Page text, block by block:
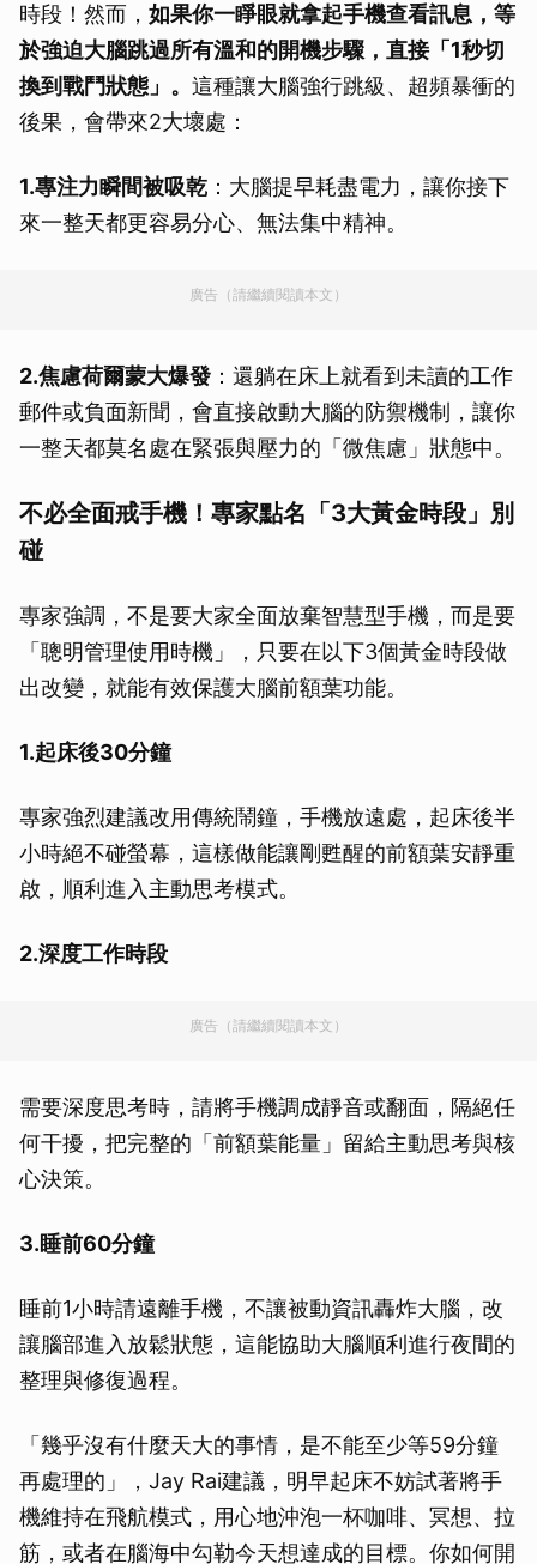
時段！然而， 如果你一睜眼就拿起手機查看訊息，等
於強迫大腦跳過所有溫和的開機步驟，直接「1秒切
換到戰鬥狀態」。 這種讓大腦強行跳級、超頻暴衝的
後果，會帶來2大壞處：
1.專注力瞬間被吸乾 ：大腦提早耗盡電力，讓你接下
來一整天都更容易分心、無法集中精神。
廣告（請繼續閱讀本文）
2.焦慮荷爾蒙大爆發 ：還躺在床上就看到未讀的工作
郵件或負面新聞，會直接啟動大腦的防禦機制，讓你
一整天都莫名處在緊張與壓力的「微焦慮」狀態中。
不必全面戒手機！專家點名「3大黃金時段」別
碰
專家強調，不是要大家全面放棄智慧型手機，而是要
「聰明管理使用時機」，只要在以下3個黃金時段做
出改變，就能有效保護大腦前額葉功能。
1.起床後30分鐘
專家強烈建議改用傳統鬧鐘，手機放遠處，起床後半
小時絕不碰螢幕，這樣做能讓剛甦醒的前額葉安靜重
啟，順利進入主動思考模式。
2.深度工作時段
廣告（請繼續閱讀本文）
需要深度思考時，請將手機調成靜音或翻面，隔絕任
何干擾，把完整的「前額葉能量」留給主動思考與核
心決策。
3.睡前60分鐘
睡前1小時請遠離手機，不讓被動資訊轟炸大腦，改
讓腦部進入放鬆狀態，這能協助大腦順利進行夜間的
整理與修復過程。
「幾乎沒有什麼天大的事情，是不能至少等59分鐘
再處理的」，Jay Rai建議，明早起床不妨試著將手
機維持在飛航模式，用心地沖泡一杯咖啡、冥想、拉
筋，或者在腦海中勾勒今天想達成的目標。你如何開